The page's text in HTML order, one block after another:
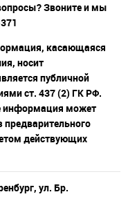
Звоните и мы
касающаяся
носит
публичной
ст. 437 (2) ГК РФ.
информация может
действующих
ул. Бр.